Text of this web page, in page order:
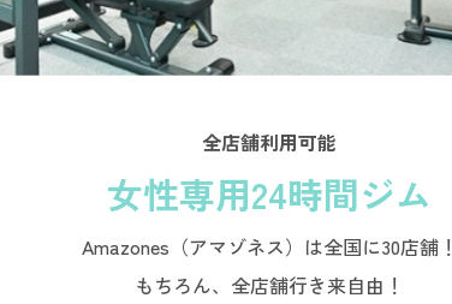
全店舗利用可能
女性専用24時間ジム
Amazones（アマゾネス）は全国に30店舗！
もちろん、全店舗行き来自由！